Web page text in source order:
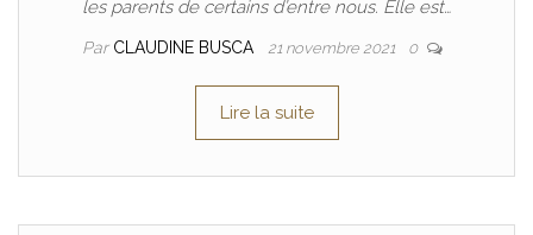
les parents de certains d’entre nous. Elle est…
Par CLAUDINE BUSCA 21 novembre 2021 0
Lire la suite